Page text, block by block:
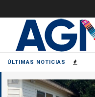
ÚLTIMAS NOTICIAS